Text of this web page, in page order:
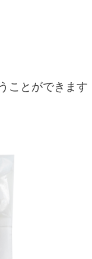
ことができます